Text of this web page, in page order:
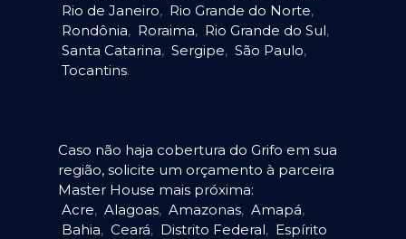
Rio de Janeiro, Rio Grande do Norte,
Rondônia, Roraima, Rio Grande do Sul,
Santa Catarina, Sergipe, São Paulo,
Tocantins.
Caso não haja cobertura do Grifo em sua
região, solicite um orçamento à parceira
Master House mais próxima:
Acre, Alagoas, Amazonas, Amapá,
Bahia, Ceará, Distrito Federal, Espírito